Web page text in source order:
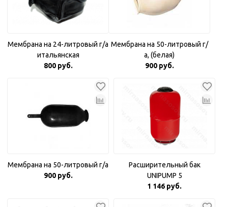
Мембрана на 24-литровый г/а
итальянская
800 руб.
Мембрана на 50-литровый г/
а, (белая)
900 руб.
Мембрана на 50-литровый г/а
900 руб.
Расширительный бак
UNIPUMP 5
1 146 руб.